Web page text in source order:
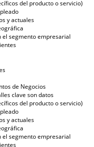
del producto o servicio)
​​y actuales
el segmento empresarial
de Negocios
clave son datos
del producto o servicio)
​​y actuales
el segmento empresarial